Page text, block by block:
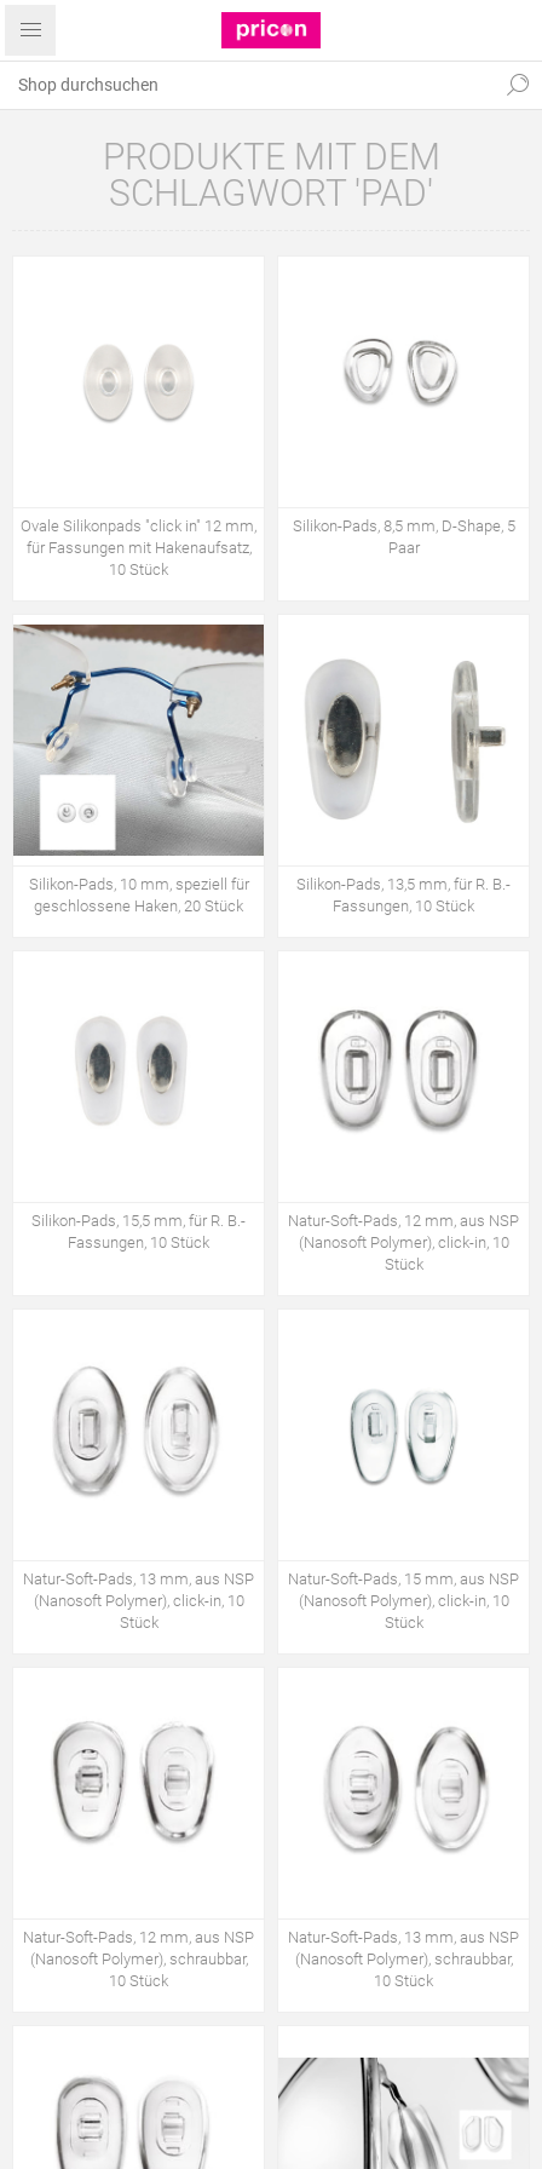
PRODUKTE MIT DEM
SCHLAGWORT 'PAD'
Ovale Silikonpads "click in" 12 mm,
für Fassungen mit Hakenaufsatz,
10 Stück
Silikon-Pads, 8,5 mm, D-Shape, 5
Paar
Silikon-Pads, 10 mm, speziell für
geschlossene Haken, 20 Stück
Silikon-Pads, 13,5 mm, für R. B.-
Fassungen, 10 Stück
Silikon-Pads, 15,5 mm, für R. B.-
Fassungen, 10 Stück
Natur-Soft-Pads, 12 mm, aus NSP
(Nanosoft Polymer), click-in, 10
Stück
Natur-Soft-Pads, 13 mm, aus NSP
(Nanosoft Polymer), click-in, 10
Stück
Natur-Soft-Pads, 15 mm, aus NSP
(Nanosoft Polymer), click-in, 10
Stück
Natur-Soft-Pads, 12 mm, aus NSP
(Nanosoft Polymer), schraubbar,
10 Stück
Natur-Soft-Pads, 13 mm, aus NSP
(Nanosoft Polymer), schraubbar,
10 Stück